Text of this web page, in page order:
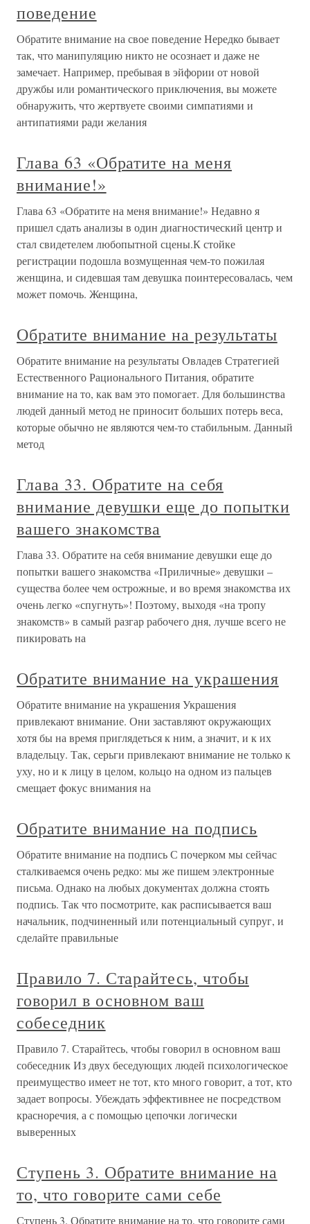
поведение
Обратите внимание на свое поведение Нередко бывает
так, что манипуляцию никто не осознает и даже не
замечает. Например, пребывая в эйфории от новой
дружбы или романтического приключения, вы можете
обнаружить, что жертвуете своими симпатиями и
антипатиями ради желания
Глава 63 «Обратите на меня
внимание!»
Глава 63 «Обратите на меня внимание!» Недавно я
пришел сдать анализы в один диагностический центр и
стал свидетелем любопытной сцены.К стойке
регистрации подошла возмущенная чем-то пожилая
женщина, и сидевшая там девушка поинтересовалась, чем
может помочь. Женщина,
Обратите внимание на результаты
Обратите внимание на результаты Овладев Стратегией
Естественного Рационального Питания, обратите
внимание на то, как вам это помогает. Для большинства
людей данный метод не приносит больших потерь веса,
которые обычно не являются чем-то стабильным. Данный
метод
Глава 33. Обратите на себя
внимание девушки еще до попытки
вашего знакомства
Глава 33. Обратите на себя внимание девушки еще до
попытки вашего знакомства «Приличные» девушки –
существа более чем острожные, и во время знакомства их
очень легко «спугнуть»! Поэтому, выходя «на тропу
знакомств» в самый разгар рабочего дня, лучше всего не
пикировать на
Обратите внимание на украшения
Обратите внимание на украшения Украшения
привлекают внимание. Они заставляют окружающих
хотя бы на время приглядеться к ним, а значит, и к их
владельцу. Так, серьги привлекают внимание не только к
уху, но и к лицу в целом, кольцо на одном из пальцев
смещает фокус внимания на
Обратите внимание на подпись
Обратите внимание на подпись С почерком мы сейчас
сталкиваемся очень редко: мы же пишем электронные
письма. Однако на любых документах должна стоять
подпись. Так что посмотрите, как расписывается ваш
начальник, подчиненный или потенциальный супруг, и
сделайте правильные
Правило 7. Старайтесь, чтобы
говорил в основном ваш
собеседник
Правило 7. Старайтесь, чтобы говорил в основном ваш
собеседник Из двух беседующих людей психологическое
преимущество имеет не тот, кто много говорит, а тот, кто
задает вопросы. Убеждать эффективнее не посредством
красноречия, а с помощью цепочки логически
выверенных
Ступень 3. Обратите внимание на
то, что говорите сами себе
Ступень 3. Обратите внимание на то, что говорите сами